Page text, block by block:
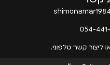
054-
ליצור קשר טלפוני.